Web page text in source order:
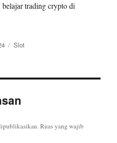
trading crypto di
Categories
Slot
Ruas yang wajib